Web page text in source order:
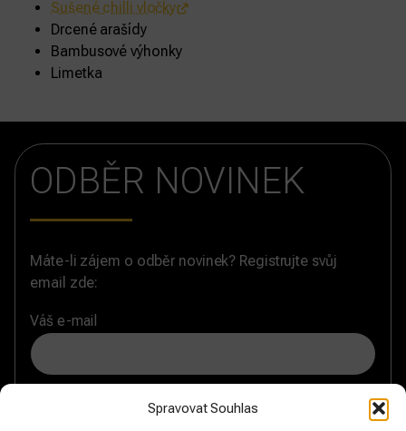
Spravovat Souhlas
Sušené chilli vločky
Drcené arašídy
Bambusové výhonky
Limetka
ODBĚR NOVINEK
Máte-li zájem o odběr novinek? Registrujte svůj
email zde:
Váš e-mail
chci formulář odeslat.